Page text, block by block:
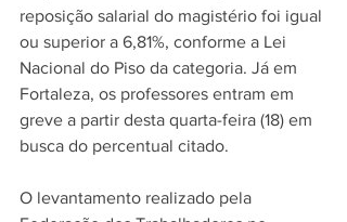
reposição salarial do magistério foi igual
ou superior a 6,81%, conforme a Lei
Nacional do Piso da categoria. Já em
Fortaleza, os professores entram em
greve a partir desta quarta-feira (18) em
busca do percentual citado.
O levantamento realizado pela